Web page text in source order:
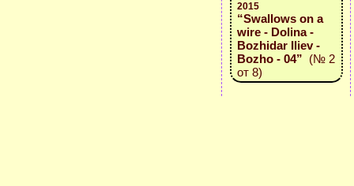
2015
“Swallows on a
wire - Dolina -
Bozhidar Iliev -
Bozho - 04” (№ 2
от 8)